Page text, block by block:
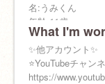
名:うみくん
年齢:11歳
性別:男子
誕生日:11月25日
所属グループ:すと
ーすとめろ公式垢
What I'm
✨他アカウント✨
⭐️YouTubeチャン
https://